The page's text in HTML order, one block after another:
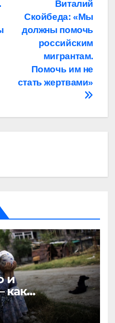
Виталий
Скойбеда: «Мы
должны помочь
российским
мигрантам.
Помочь им не
стать жертвами»
и
как
современной